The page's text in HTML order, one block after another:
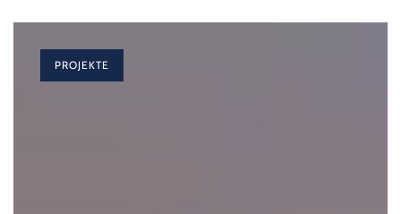
PROJEKTE